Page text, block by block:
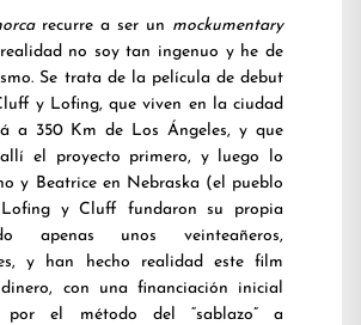
recurre a ser un mockumentary
no soy tan ingenuo y he de
Se trata de la película de debut
y Lofing, que viven en la ciudad
a 350 Km de Los Ángeles, y que
allí el proyecto primero, y luego lo
y Beatrice en Nebraska (el pueblo
y Cluff fundaron su propia
apenas unos veinteañeros,
y han hecho realidad este film
con una financiación inicial
por el método del “sablazo” a